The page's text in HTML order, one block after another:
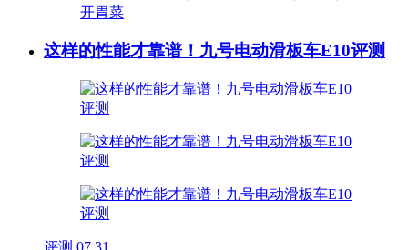
这样的性能才靠谱！九号电动滑板车E10评测